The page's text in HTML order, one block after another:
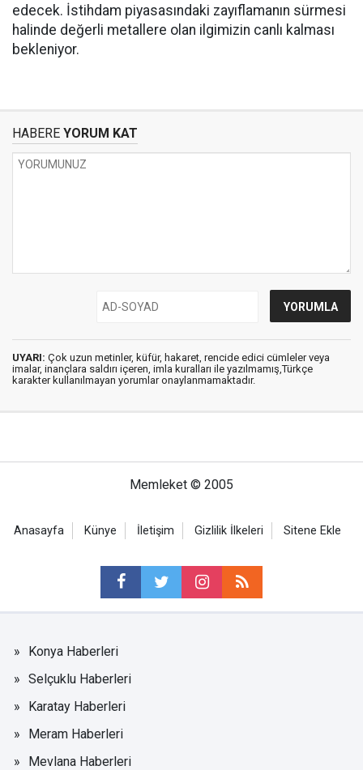
edecek. İstihdam piyasasındaki zayıflamanın sürmesi
halinde değerli metallere olan ilgimizin canlı kalması
bekleniyor.
HABERE YORUM KAT
UYARI: Çok uzun metinler, küfür, hakaret, rencide edici cümleler veya
imalar, inançlara saldırı içeren, imla kuralları ile yazılmamış,Türkçe
karakter kullanılmayan yorumlar onaylanmamaktadır.
Memleket © 2005
Anasayfa Künye İletişim Gizlilik İlkeleri Sitene Ekle
Konya Haberleri
Selçuklu Haberleri
Karatay Haberleri
Meram Haberleri
Mevlana Haberleri